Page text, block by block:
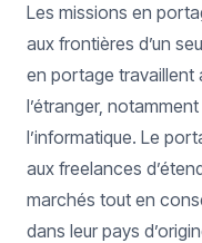
Les missions en
aux frontières d’un
en portage travaillent
l’étranger,
l’informatique. Le
aux freelances
marchés tout en
dans leur pays